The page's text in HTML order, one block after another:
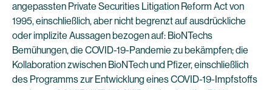
angepassten Private Securities Litigation Reform Act von
1995, einschließlich, aber nicht begrenzt auf ausdrückliche
oder implizite Aussagen bezogen auf: BioNTechs
Bemühungen, die COVID-19-Pandemie zu bekämpfen; die
Kollaboration zwischen BioNTech und Pfizer, einschließlich
des Programms zur Entwicklung eines COVID-19-Impfstoffs